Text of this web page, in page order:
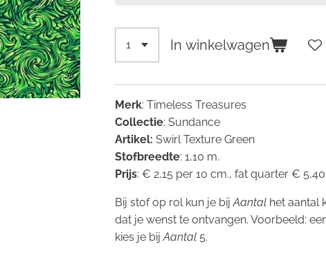
In winkelwagen
Merk: Timeless Treasures
Collectie: Sundance
Artikel: Swirl Texture Green
Stofbreedte: 1,10 m.
Prijs: € 2,15 per 10 cm., fat quarter €
Bij stof op rol kun je bijAantal het aantal
dat je wenst te ontvangen. Voorbeeld:
kies je bijAantal 5.